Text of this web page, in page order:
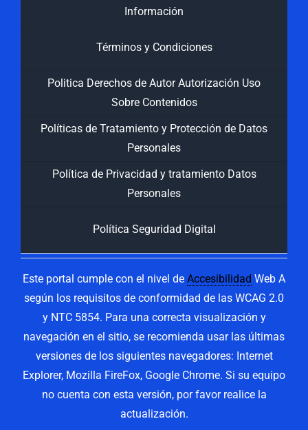
Información
Términos y Condiciones
Politica Derechos de Autor Autorización Uso
Sobre Contenidos
Políticas de Tratamiento y Protección de Datos
Personales
Política de Privacidad y tratamiento Datos
Personales
Política Seguridad Digital
Este portal cumple con el nivel de Accesibilidad Web A
según los requisitos de conformidad de las WCAG 2.0
y NTC 5854. Para una correcta visualización y
navegación en el sitio, se recomienda usar las últimas
versiones de los siguientes navegadores: Internet
Explorer, Mozilla FireFox, Google Chrome. Si su equipo
no cuenta con esta versión, por favor realice la
actualización.